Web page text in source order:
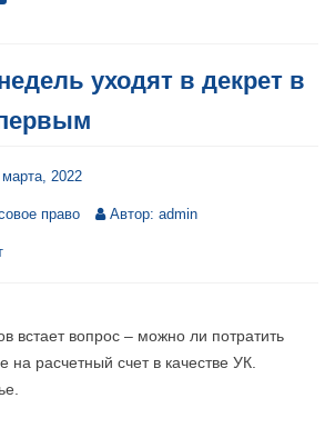
уходят в декрет в
2022
право Автор: admin
встает вопрос – можно ли потратить
на расчетный счет в качестве УК.